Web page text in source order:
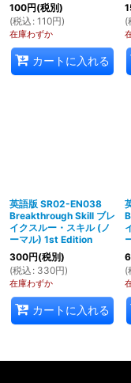
100円(税別)
(税込 : 110円)
在庫わずか
カートに入れる
(
英語版 SR02-EN038
Breakthrough Skill ブレ
イクスルー・スキル (ノ
ーマル) 1st Edition
300円(税別)
(税込 : 330円)
在庫わずか
カートに入れる
(